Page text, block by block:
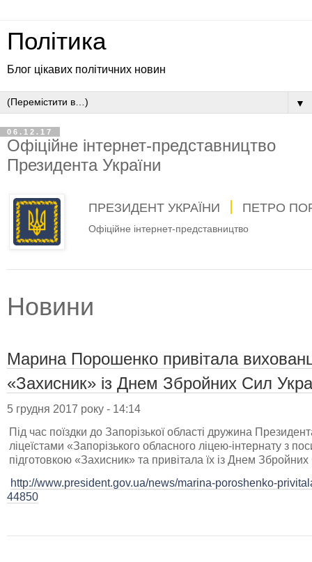
Політика
Блог цікавих політичних новин
▼
06.12.17
Офіційне інтернет-представництво
Президента України
ПРЕЗИДЕНТ УКРАЇНИ ПЕТРО
Офіційне інтернет-представництво
Новини
Марина Порошенко привітала
«Захисник» із Днем Збройних Сил
5 грудня 2017 року - 14:14
Під час поїздки до Запорізької області дружина
ліцеїстами «Запорізького обласного ліцею-інтернату з
підготовкою «Захисник» та привітала їх із Днем
http://www.president.gov.ua/news/marina-poroshenko-
44850